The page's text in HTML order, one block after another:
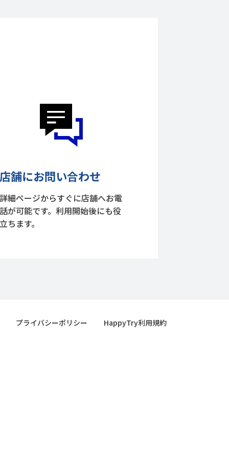
舗にお問い合わせ
細ページからすぐに店舗へお電
が可能です。利用開始後にも役
ちます。
プライバシーポリシー HappyTry利用規約